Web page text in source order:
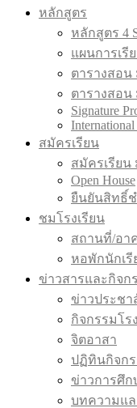
หลักสูตร
หลักสูตร 4
แผนการเรี
ตารางสอน
ตารางสอน
Signature
สมัครเรียน
สมัครเรียน
Open House
ยืนยันสิทธิ์ช
ชมโรงเรียน
สถานที่/อา
หอพักนักเรี
ข่าวสารและกิจก
ข่าวประช
กิจกรรมโร
จิตอาสา
ปฏิทินกิจก
ข่าวการศึก
บทความแล